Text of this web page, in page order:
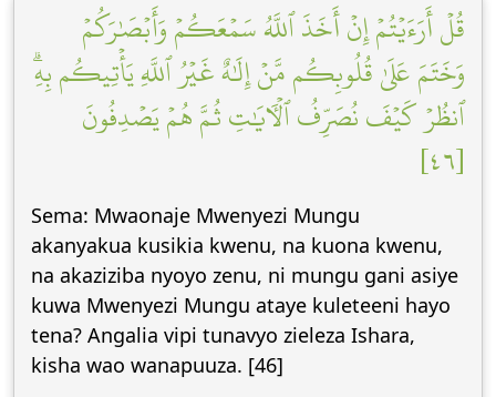
قُلۡ أَرَءَيۡتُمۡ إِنۡ أَخَذَ ٱللَّهُ سَمۡعَكُمۡ وَأَبۡصَٰرَكُمۡ
وَخَتَمَ عَلَىٰ قُلُوبِكُم مَّنۡ إِلَٰهٌ غَيۡرُ ٱللَّهِ يَأۡتِيكُم بِهِۗ
ٱنظُرۡ كَيۡفَ نُصَرِّفُ ٱلۡأٓيَٰتِ ثُمَّ هُمۡ يَصۡدِفُونَ
[٤٦]
Sema: Mwaonaje Mwenyezi Mungu
akanyakua kusikia kwenu, na kuona kwenu,
na akaziziba nyoyo zenu, ni mungu gani asiye
kuwa Mwenyezi Mungu ataye kuleteeni hayo
tena? Angalia vipi tunavyo zieleza Ishara,
kisha wao wanapuuza. [46]